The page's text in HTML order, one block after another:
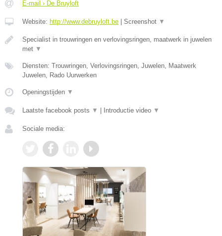
E-mail › De Bruyloft
Website: http://www.debruyloft.be Screenshot ▼
Specialist in trouwringen en verlovingsringen, maatwerk in juwelen
met ▼
Diensten: Trouwringen, Verlovingsringen, Juwelen, Maatwerk
Juwelen, Rado Uurwerken
Openingstijden ▼
Laatste facebook posts ▼ Introductie video ▼
Sociale media: